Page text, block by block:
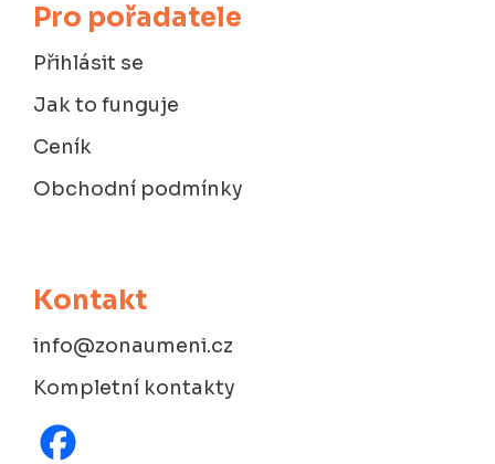
Pro pořadatele
Přihlásit se
Jak to funguje
Ceník
Obchodní podmínky
Kontakt
info@zonaumeni.cz
Kompletní kontakty